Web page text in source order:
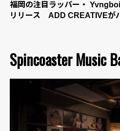
福岡の注目ラッパー・
リリース ADD CREATIVEが
Spincoaster Music